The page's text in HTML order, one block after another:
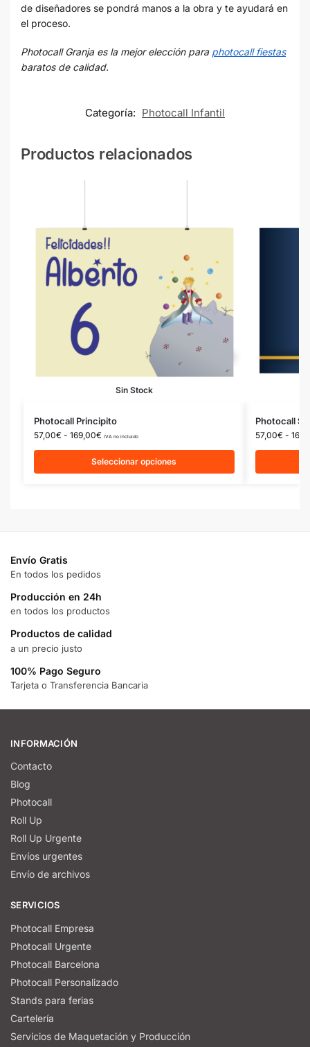
de diseñadores se pondrá manos a la obra y te ayudará en
el proceso.
Photocall Granja es la mejor elección para photocall fiestas
baratos de calidad.
Categoría: Photocall Infantil
Productos relacionados
Sin Stock
Photocall Principito
57,00€ - 169,00€ IVA no incluido
Seleccionar opciones
Photocall
57,00€ -
Envío Gratis
En todos los pedidos
Producción en 24h
en todos los productos
Productos de calidad
a un precio justo
100% Pago Seguro
Tarjeta o Transferencia Bancaria
INFORMACIÓN
Contacto
Blog
Photocall
Roll Up
Roll Up Urgente
Envíos urgentes
Envío de archivos
SERVICIOS
Photocall Empresa
Photocall Urgente
Photocall Barcelona
Photocall Personalizado
Stands para ferias
Cartelería
Servicios de Maquetación y Producción